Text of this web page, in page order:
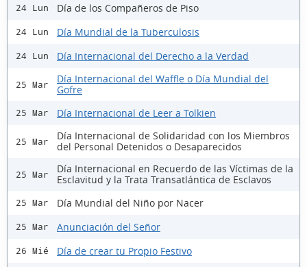
24 Lun Día de los Compañeros de Piso
24 Lun Día Mundial de la Tuberculosis
24 Lun Día Internacional del Derecho a la Verdad
25 Mar
Día Internacional del Waffle o Día Mundial del
Gofre
25 Mar Día Internacional de Leer a Tolkien
25 Mar
Día Internacional de Solidaridad con los Miembros
del Personal Detenidos o Desaparecidos
25 Mar
Día Internacional en Recuerdo de las Víctimas de la
Esclavitud y la Trata Transatlántica de Esclavos
25 Mar Día Mundial del Niño por Nacer
25 Mar Anunciación del Señor
26 Mié Día de crear tu Propio Festivo